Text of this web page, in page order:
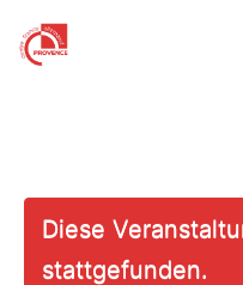
Zum
Inhalt
Centre
Provence
Diese
stattgefunden.